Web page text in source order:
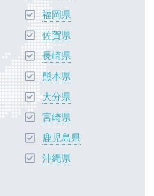
福岡県
佐賀県
長崎県
熊本県
大分県
宮崎県
鹿児島県
沖縄県